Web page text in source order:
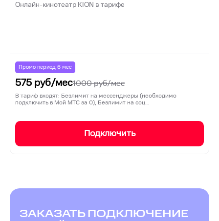
Онлайн-кинотеатр KION в тарифе
Промо период 6 мес
575 руб/мес1000руб/мес
В тариф входят: Безлимит на мессенджеры (необходимо
подключить в Мой МТС за 0), Безлимит на соц…
Подключить
ЗАКАЗАТЬ ПОДКЛЮЧЕНИЕ